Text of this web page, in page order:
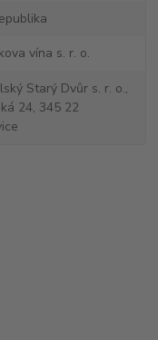
vína s. r. o.
Starý Dvůr s. r. o.,
24, 345 22